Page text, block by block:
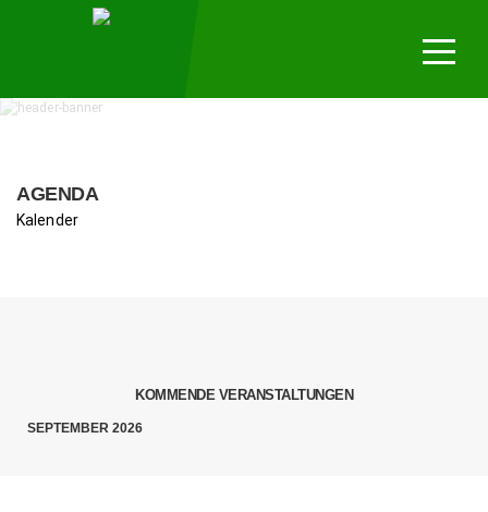
Verein
AGENDA
Kalender
KOMMENDE VERANSTALTUNGEN
SEPTEMBER 2026